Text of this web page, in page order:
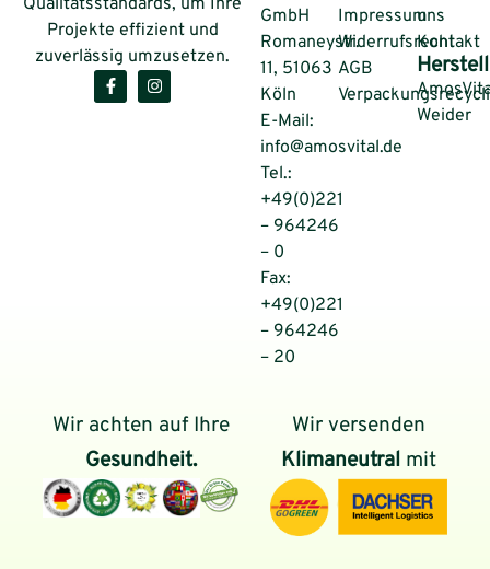
Projekte effizient und
zuverlässig umzusetzen.
GmbH
Romaneystr.
11, 51063
Köln
E-Mail:
info@amosvital.de
Tel.:
+49(0)221
– 964246
– 0
Fax:
+49(0)221
– 964246
– 20
Impressum
Widerrufsrecht
AGB
uns
Kontakt
Weider
Wir achten auf Ihre
Gesundheit.
Wir versenden
Klimaneutral mit